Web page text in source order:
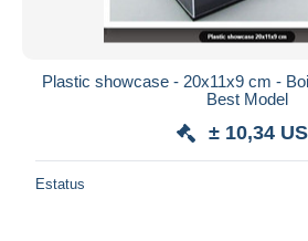
Mastercard
Maestro
Deseleccionar todo
Plastic showcase - 20x11x9 cm -
Best Model
± 10,34
Estatus